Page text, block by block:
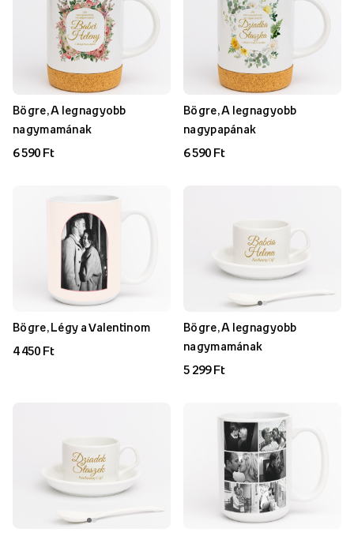
Bögre, A legnagyobb
nagymamának
6 590 Ft
Bögre, A legnagyobb
nagypapának
6 590 Ft
Bögre, Légy a Valentinom
4 450 Ft
Bögre, A legnagyobb
nagymamának
5 299 Ft